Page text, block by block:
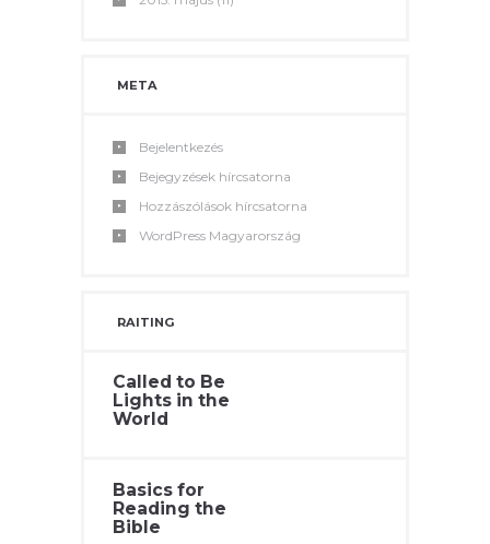
META
Bejelentkezés
Bejegyzések hírcsatorna
Hozzászólások hírcsatorna
WordPress Magyarország
RAITING
Called to Be
Lights in the
World
Basics for
Reading the
Bible